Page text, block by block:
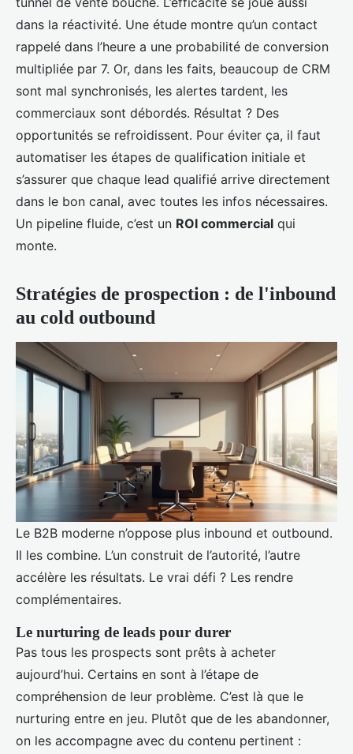
dans la réactivité. Une étude montre qu’un contact
rappelé dans l’heure a une probabilité de conversion
multipliée par 7. Or, dans les faits, beaucoup de CRM
sont mal synchronisés, les alertes tardent, les
commerciaux sont débordés. Résultat ? Des
opportunités se refroidissent. Pour éviter ça, il faut
automatiser les étapes de qualification initiale et
s’assurer que chaque lead qualifié arrive directement
dans le bon canal, avec toutes les infos nécessaires.
Un pipeline fluide, c’est un ROI commercial qui
monte.
Stratégies de prospection : de l'inbound
au cold outbound
Le B2B moderne n’oppose plus inbound et outbound.
Il les combine. L’un construit de l’autorité, l’autre
accélère les résultats. Le vrai défi ? Les rendre
complémentaires.
Le nurturing de leads pour durer
Pas tous les prospects sont prêts à acheter
aujourd’hui. Certains en sont à l’étape de
compréhension de leur problème. C’est là que le
nurturing entre en jeu. Plutôt que de les abandonner,
on les accompagne avec du contenu pertinent :